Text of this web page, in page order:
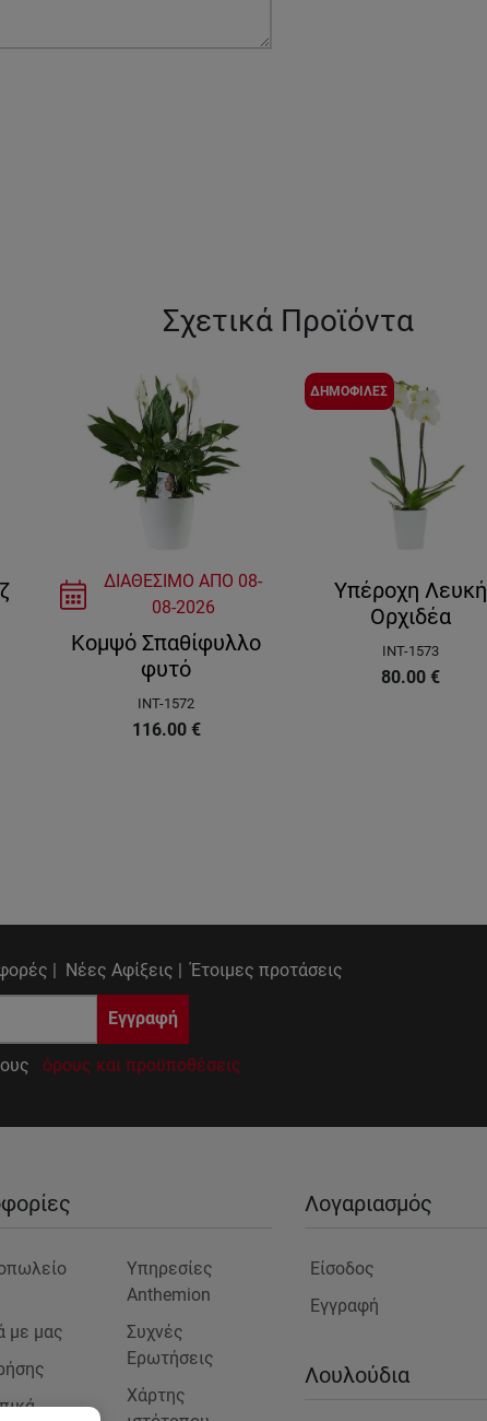
Σχετικά Προϊόντα
ΔΙΑΘΕΣΙΜΟ ΑΠΟ 08-
08-2026
Κομψό Σπαθίφυλλο
φυτό
INT-1572
116.00 €
ΔΗΜΟΦΙΛΕΣ
Υπέροχη Λευκή
Ορχιδέα
INT-1573
80.00 €
| Νέες Αφίξεις | Έτοιμες προτάσεις
Εγγραφή
όρους και προϋποθέσεις
με μας
Υπηρεσίες
Anthemion
Συχνές
Ερωτήσεις
Χάρτης
Λογαριασμός
Είσοδος
Εγγραφή
Λουλούδια